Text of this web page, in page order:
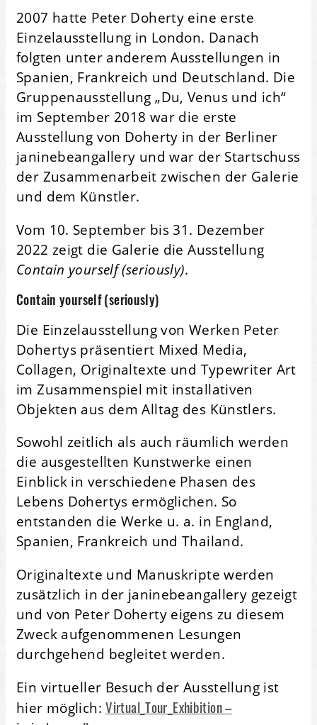
2007 hatte Peter Doherty eine erste
Einzelausstellung in London. Danach
folgten unter anderem Ausstellungen in
Spanien, Frankreich und Deutschland. Die
Gruppenausstellung „Du, Venus und ich“
im September 2018 war die erste
Ausstellung von Doherty in der Berliner
janinebeangallery und war der Startschuss
der Zusammenarbeit zwischen der Galerie
und dem Künstler.
Vom 10. September bis 31. Dezember
2022 zeigt die Galerie die Ausstellung
Contain yourself (seriously).
Contain yourself (seriously)
Die Einzelausstellung von Werken Peter
Dohertys präsentiert Mixed Media,
Collagen, Originaltexte und Typewriter Art
im Zusammenspiel mit installativen
Objekten aus dem Alltag des Künstlers.
Sowohl zeitlich als auch räumlich werden
die ausgestellten Kunstwerke einen
Einblick in verschiedene Phasen des
Lebens Dohertys ermöglichen. So
entstanden die Werke u. a. in England,
Spanien, Frankreich und Thailand.
Originaltexte und Manuskripte werden
zusätzlich in der janinebeangallery gezeigt
und von Peter Doherty eigens zu diesem
Zweck aufgenommenen Lesungen
durchgehend begleitet werden.
Ein virtueller Besuch der Ausstellung ist
hier möglich:Virtual_Tour_Exhibition –